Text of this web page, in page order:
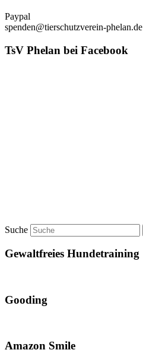
Paypal
spenden@tierschutzverein-phelan.de
TsV Phelan bei Facebook
Suche
Gewaltfreies Hundetraining
Gooding
Amazon Smile